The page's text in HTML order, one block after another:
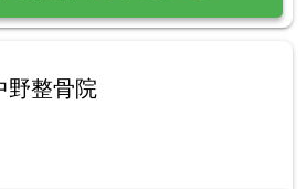
野整骨院